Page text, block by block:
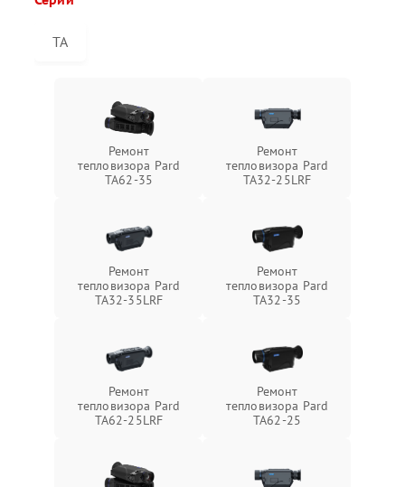
TA
Ремонт
тепловизора Pard
TA62-35
Ремонт
тепловизора Pard
TA32-25LRF
Ремонт
тепловизора Pard
TA32-35LRF
Ремонт
тепловизора Pard
TA32-35
Ремонт
тепловизора Pard
TA62-25LRF
Ремонт
тепловизора Pard
TA62-25